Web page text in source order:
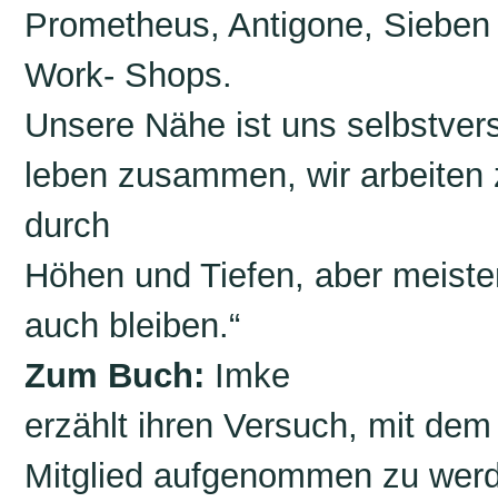
Prometheus, Antigone,
Work- Shops.
Unsere Nähe ist uns
leben zusammen, wir
durch
Höhen und Tiefen, aber
auch bleiben.“
Zum Buch: Imke
erzählt ihren Versuch, mit
Mitglied aufgenommen zu